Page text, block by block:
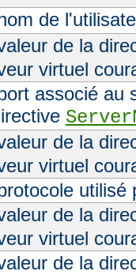
de
de la
virtuel
associé au
de la
virtuel
utilisé
de la
virtuel
de la